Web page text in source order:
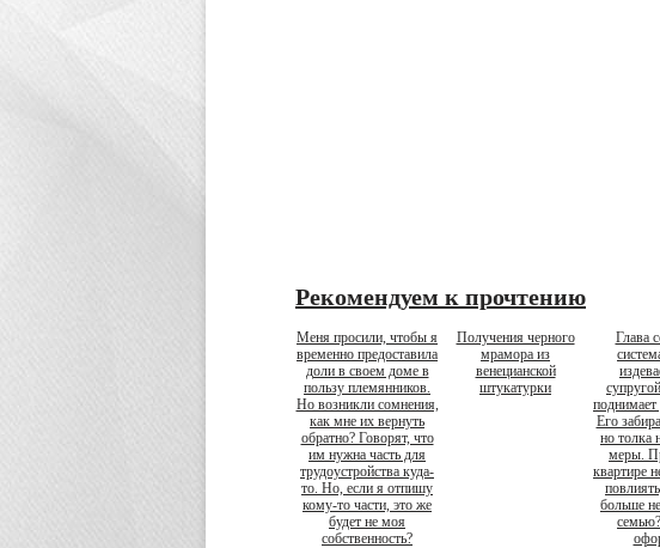
Рекомендуем к прочтению
Меня просили, чтобы я
временно предоставила
доли в своем доме в
пользу племянников.
Но возникли сомнения,
как мне их вернуть
обратно? Говорят, что
им нужна часть для
трудоустройства куда-
то. Но, если я отпишу
кому-то части, это же
будет не моя
собственность?
Получения черного
мрамора из
венецианской
штукатурки
Глава
поднимает
Его
но толка
меры.
квартире
больше